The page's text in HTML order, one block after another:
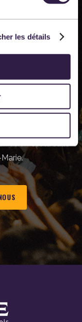
les détails
est
en 1983.
des arts
est la salle